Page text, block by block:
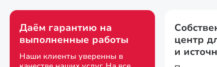
Даём гарантию на
выполненные работы
Наши клиенты уверенны в
центр
и